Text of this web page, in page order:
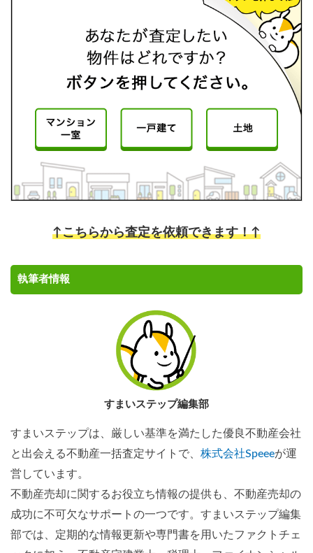
↑こちらから査定を依頼できます！↑
執筆者情報
すまいステップ編集部
すまいステップは、厳しい基準を満たした優良不動産会社
と出会える不動産一括査定サイトで、 株式会社Speeeが運
営しています。
不動産売却に関するお役立ち情報の提供も、不動産売却の
成功に不可欠なサポートの一つです。すまいステップ編集
部では、定期的な情報更新や専門書を用いたファクトチェ